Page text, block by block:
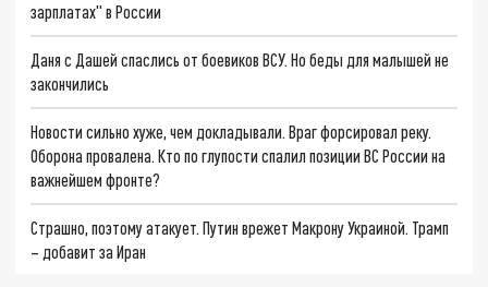
зарплатах" в России
Даня с Дашей спаслись от боевиков ВСУ. Но беды для малышей не
закончились
Новости сильно хуже, чем докладывали. Враг форсировал реку.
Оборона провалена. Кто по глупости спалил позиции ВС России на
важнейшем фронте?
Страшно, поэтому атакует. Путин врежет Макрону Украиной. Трамп
– добавит за Иран